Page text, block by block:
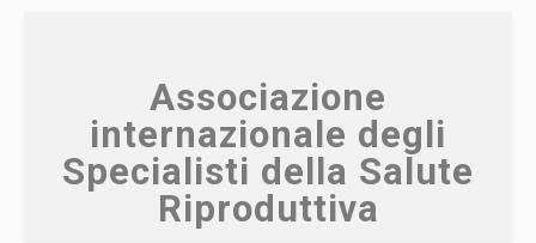
Associazione
internazionale degli
Specialisti della Salute
Riproduttiva